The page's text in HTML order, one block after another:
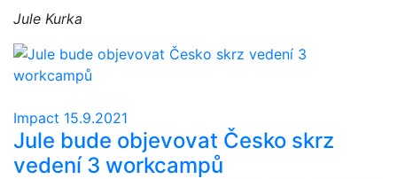
Jule Kurka
Impact 15.9.2021
Jule bude objevovat Česko skrz
vedení 3 workcampů